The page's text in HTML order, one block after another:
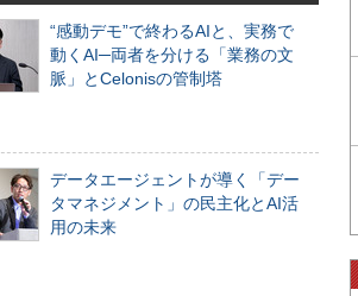
“感動デモ”で終わるAIと、実務で
動くAI─両者を分ける「業務の文
脈」とCelonisの管制塔
データエージェントが導く「デー
タマネジメント」の民主化とAI活
用の未来